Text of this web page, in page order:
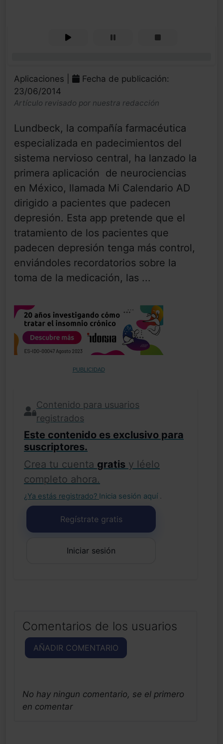
Aplicaciones |
Fecha de publicación:
23/06/2014
Artículo revisado por nuestra redacción
Lundbeck, la compañía farmacéutica
especializada en padecimientos del
sistema nervioso central, ha lanzado la
primera aplicación de neurociencias
en México, llamada Mi Calendario AD
dirigido a pacientes que padecen
depresión. Esta app pretende que el
tratamiento de los pacientes que
padecen depresión tenga más control,
enviándoles recordatorios sobre la
toma de la medicación, las ...
PUBLICIDAD
Contenido para usuarios
registrados
Este contenido es exclusivo para
suscriptores.
Crea tu cuenta gratis y léelo
completo ahora.
¿Ya estás registrado? Inicia sesión aquí .
Regístrate gratis
Iniciar sesión
Comentarios de los usuarios
AÑADIR COMENTARIO
No hay ningun comentario, se el primero
en comentar